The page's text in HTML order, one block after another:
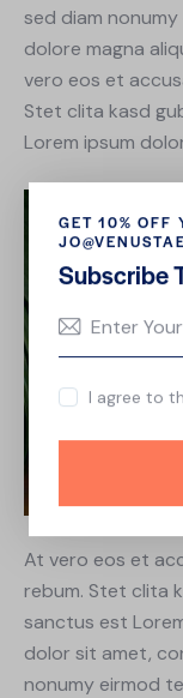
sed diam
dolore magna
vero eos et
Stet clita kasd
Lorem ipsum
At vero eos et
rebum. Stet clita
sanctus est
dolor sit amet,
nonumy eirmod
GET 10% OFF
Subscribe
I agree to